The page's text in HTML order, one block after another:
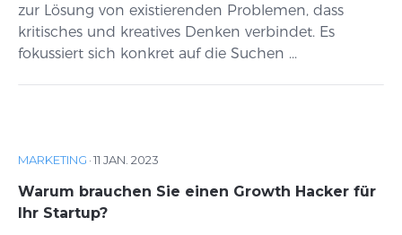
zur Lösung von existierenden Problemen, dass
kritisches und kreatives Denken verbindet. Es
fokussiert sich konkret auf die Suchen ...
MARKETING ·11 JAN. 2023
Warum brauchen Sie einen Growth Hacker für
Ihr Startup?